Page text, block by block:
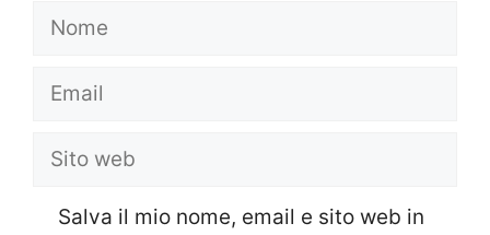
Nome
Email
Sito
Salva il mio nome, email e sito web in